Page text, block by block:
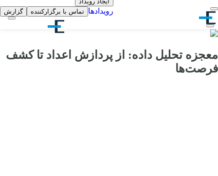
رویدادها تماس با برگزارکننده گزارش
معجزه تحلیل داده: از پردازش اعداد تا کشف
فرصت‌ها